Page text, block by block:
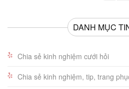
DANH MỤC
Chia sẻ kinh nghiệm cưới hỏi
Chia sẻ kinh nghiệm, tip, trang